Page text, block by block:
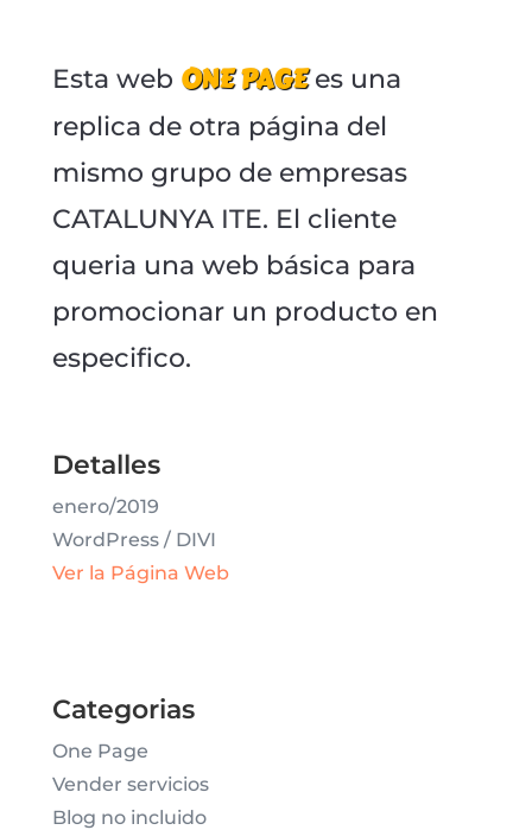
Esta web ONE PAGEes una
replica de otra página del
mismo grupo de empresas
CATALUNYA ITE. El cliente
queria una web básica para
promocionar un producto en
especifico.
Detalles
enero/2019
WordPress /DIVI
Ver la Página Web
Categorias
One Page
Vender servicios
Blog no incluido